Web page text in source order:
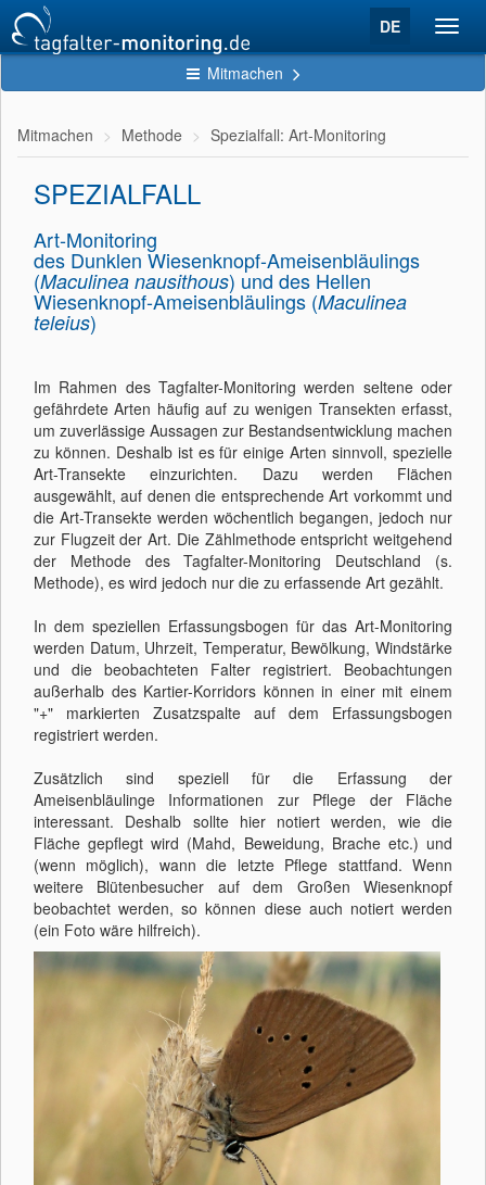
DE
Mitmachen
Mitmachen Methode Spezialfall: Art-Monitoring
SPEZIALFALL
Art-Monitoring
des Dunklen Wiesenknopf-Ameisenbläulings
(Maculinea nausithous) und des Hellen
Wiesenknopf-Ameisenbläulings (Maculinea
teleius)
Im Rahmen des Tagfalter-Monitoring werden seltene oder
gefährdete Arten häufig auf zu wenigen Transekten erfasst,
um zuverlässige Aussagen zur Bestandsentwicklung machen
zu können. Deshalb ist es für einige Arten sinnvoll, spezielle
Art-Transekte einzurichten. Dazu werden Flächen
ausgewählt, auf denen die entsprechende Art vorkommt und
die Art-Transekte werden wöchentlich begangen, jedoch nur
zur Flugzeit der Art. Die Zählmethode entspricht weitgehend
der Methode des Tagfalter-Monitoring Deutschland (s.
Methode), es wird jedoch nur die zu erfassende Art gezählt.
In dem speziellen Erfassungsbogen für das Art-Monitoring
werden Datum, Uhrzeit, Temperatur, Bewölkung, Windstärke
und die beobachteten Falter registriert. Beobachtungen
außerhalb des Kartier-Korridors können in einer mit einem
"+" markierten Zusatzspalte auf dem Erfassungsbogen
registriert werden.
Zusätzlich sind speziell für die Erfassung der
Ameisenbläulinge Informationen zur Pflege der Fläche
interessant. Deshalb sollte hier notiert werden, wie die
Fläche gepflegt wird (Mahd, Beweidung, Brache etc.) und
(wenn möglich), wann die letzte Pflege stattfand. Wenn
weitere Blütenbesucher auf dem Großen Wiesenknopf
beobachtet werden, so können diese auch notiert werden
(ein Foto wäre hilfreich).